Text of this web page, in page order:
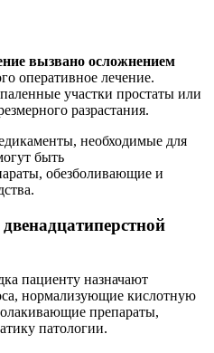
вызвано осложнением
оперативное лечение.
участки простаты или
разрастания.
необходимые для
быть
обезболивающие и
пациенту назначают
нормализующие кислотную
препараты,
патологии.